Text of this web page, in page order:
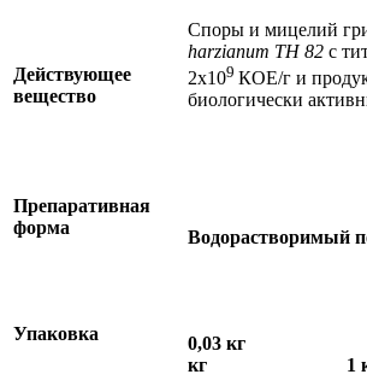
Действующее
вещество
Споры и мицелий
harzianum TH82 с
2х109 КОЕ/г и
биологически
Препаративная
форма
Водорастворимый
Упаковка
0,03 кг
кг 1